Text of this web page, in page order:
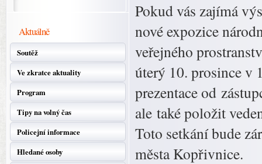
Aktuálně
Soutěž
Ve zkratce aktuality
Program
Tipy na volný čas
Policejní informace
Hledané osoby
Pokud vás zajímá
nové expozice
veřejného
úterý 10. prosince v
prezentace od
ale také položit
Toto setkání bude
města Kopřivnice.